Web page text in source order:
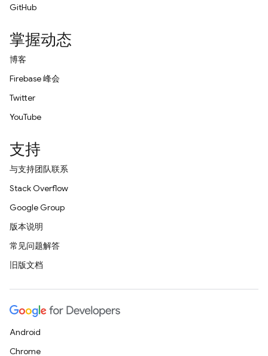
GitHub
掌握动态
博客
Firebase 峰会
Twitter
YouTube
支持
与支持团队联系
Stack Overflow
Google Group
版本说明
常见问题解答
旧版文档
Android
Chrome